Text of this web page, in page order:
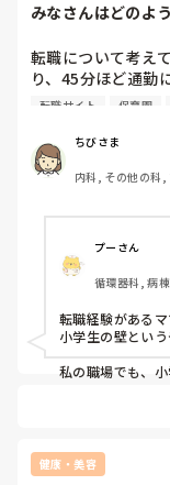
みなさんはどのよ
転職について考え
り、45分ほど通勤
育園のため良いで
持して近場に転職
実際に転職された
かった転職サイ
転職サイト 保育園
ちびさま
内科, その他の科
プーさん
循環器科, 病
転職経験があるマ
小学生の壁という
私の職場でも、
一年生って下校
私自身は上と何
延長ができるよう
健康・美容